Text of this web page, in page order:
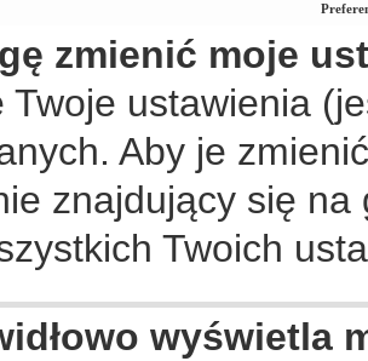
zmienić moje
Twoje ustawienia
Aby je
znajdujący się
Twoich
wyświetla